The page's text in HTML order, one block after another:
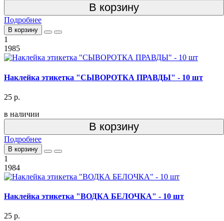
В корзину
Подробнее
В корзину
1
1985
Наклейка этикетка "СЫВОРОТКА ПРАВДЫ" - 10 шт
25 р.
в наличии
В корзину
Подробнее
В корзину
1
1984
Наклейка этикетка "ВОДКА БЕЛОЧКА" - 10 шт
25 р.